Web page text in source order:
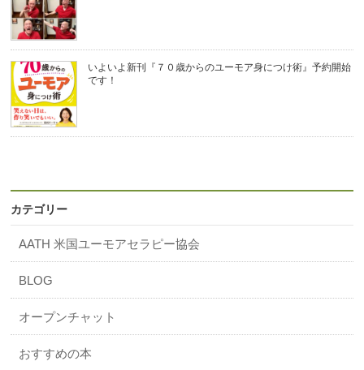
いよいよ新刊『７０歳からのユーモア身につけ術』予約開始
です！
カテゴリー
AATH 米国ユーモアセラピー協会
BLOG
オープンチャット
おすすめの本